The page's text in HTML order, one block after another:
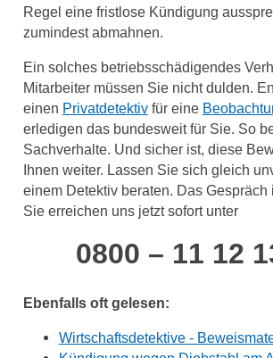
Regel eine fristlose Kündigung
zumindest abmahnen.
Ein solches betriebsschädigendes
Mitarbeiter müssen Sie nicht dulden.
einen Privatdetektivfür eine
erledigen das bundesweit für Sie. So
Sachverhalte. Und sicher ist, diese
Ihnen weiter. Lassen Sie sich gleich
einem Detektiv beraten. Das Gespräch
Sie erreichen uns jetzt sofort unter
0800 – 11 12
Ebenfalls oft gelesen:
Wirtschaftsdetektive -